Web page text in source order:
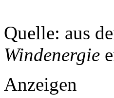
Quelle: aus
Windenergie
Anzeigen